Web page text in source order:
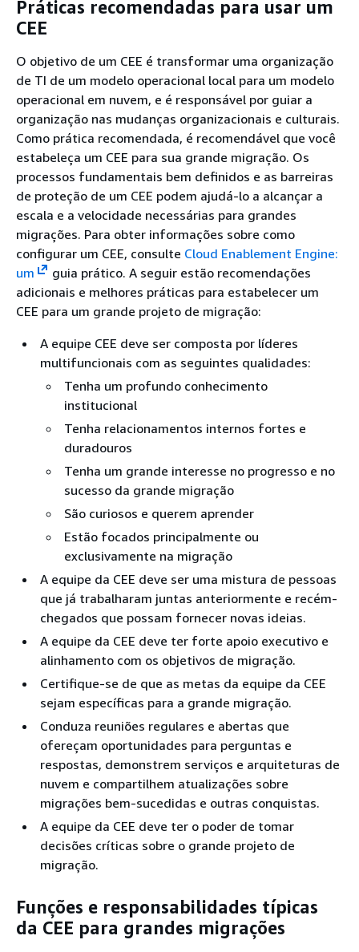
Práticas recomendadas para usar um
CEE
O objetivo de um CEE é transformar uma organização
de TI de um modelo operacional local para um modelo
operacional em nuvem, e é responsável por guiar a
organização nas mudanças organizacionais e culturais.
Como prática recomendada, é recomendável que você
estabeleça um CEE para sua grande migração. Os
processos fundamentais bem definidos e as barreiras
de proteção de um CEE podem ajudá-lo a alcançar a
escala e a velocidade necessárias para grandes
migrações. Para obter informações sobre como
configurar um CEE, consulte Cloud Enablement Engine:
um
guia prático. A seguir estão recomendações
adicionais e melhores práticas para estabelecer um
CEE para um grande projeto de migração:
A equipe CEE deve ser composta por líderes
multifuncionais com as seguintes qualidades:
Tenha um profundo conhecimento
institucional
Tenha relacionamentos internos fortes e
duradouros
Tenha um grande interesse no progresso e no
sucesso da grande migração
São curiosos e querem aprender
Estão focados principalmente ou
exclusivamente na migração
A equipe da CEE deve ser uma mistura de pessoas
que já trabalharam juntas anteriormente e recém-
chegados que possam fornecer novas ideias.
A equipe da CEE deve ter forte apoio executivo e
alinhamento com os objetivos de migração.
Certifique-se de que as metas da equipe da CEE
sejam específicas para a grande migração.
Conduza reuniões regulares e abertas que
ofereçam oportunidades para perguntas e
respostas, demonstrem serviços e arquiteturas de
nuvem e compartilhem atualizações sobre
migrações bem-sucedidas e outras conquistas.
A equipe da CEE deve ter o poder de tomar
decisões críticas sobre o grande projeto de
migração.
Funções e responsabilidades típicas
da CEE para grandes migrações